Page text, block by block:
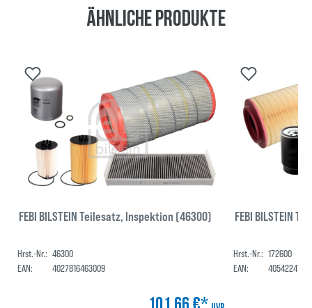
Ähnliche Produkte
FEBI BILSTEIN Teilesatz, Inspektion (46300)
Hrst.-Nr.: 46300
EAN:
4027816463009
FEBI BILSTEIN
Hrst.-Nr.: 172600
EAN: